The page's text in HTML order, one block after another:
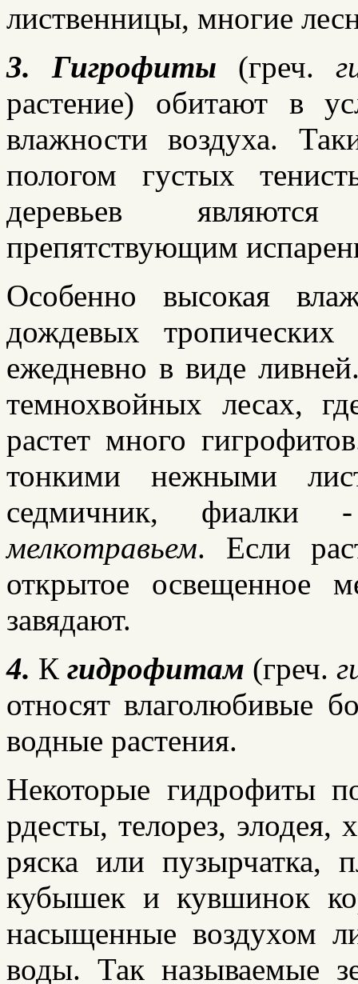
лиственницы, многие
3.
Гигрофиты (греч.
растение) обитают в
влажности воздуха.
пологом густых
деревьев
препятствующим
Особенно высокая
дождевых
ежедневно в виде
темнохвойных лесах,
растет много
тонкими нежными
седмичник,
мелкотравьем. Если
открытое освещенное
завядают.
4. К гидрофитам (греч.
относят влаголюбивые
водные растения.
Некоторые гидрофиты
рдесты, телорез, элодея,
ряска или пузырчатка,
кубышек и кувшинок
насыщенные воздухом
воды. Так называемые